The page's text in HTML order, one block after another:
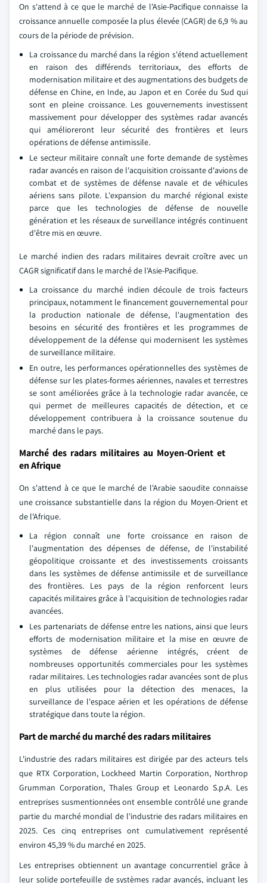
On s'attend à ce que le marché de l'Asie-Pacifique connaisse la
croissance annuelle composée la plus élevée (CAGR) de 6,9 % au
cours de la période de prévision.
La croissance du marché dans la région s'étend actuellement
en raison des différends territoriaux, des efforts de
modernisation militaire et des augmentations des budgets de
défense en Chine, en Inde, au Japon et en Corée du Sud qui
sont en pleine croissance. Les gouvernements investissent
massivement pour développer des systèmes radar avancés
qui amélioreront leur sécurité des frontières et leurs
opérations de défense antimissile.
Le secteur militaire connaît une forte demande de systèmes
radar avancés en raison de l'acquisition croissante d'avions de
combat et de systèmes de défense navale et de véhicules
aériens sans pilote. L'expansion du marché régional existe
parce que les technologies de défense de nouvelle
génération et les réseaux de surveillance intégrés continuent
d'être mis en œuvre.
Le marché indien des radars militaires devrait croître avec un
CAGR significatif dans le marché de l'Asie-Pacifique.
La croissance du marché indien découle de trois facteurs
principaux, notamment le financement gouvernemental pour
la production nationale de défense, l'augmentation des
besoins en sécurité des frontières et les programmes de
développement de la défense qui modernisent les systèmes
de surveillance militaire.
En outre, les performances opérationnelles des systèmes de
défense sur les plates-formes aériennes, navales et terrestres
se sont améliorées grâce à la technologie radar avancée, ce
qui permet de meilleures capacités de détection, et ce
développement contribuera à la croissance soutenue du
marché dans le pays.
Marché des radars militaires au Moyen-Orient et
en Afrique
On s'attend à ce que le marché de l'Arabie saoudite connaisse
une croissance substantielle dans la région du Moyen-Orient et
de l'Afrique.
La région connaît une forte croissance en raison de
l'augmentation des dépenses de défense, de l'instabilité
géopolitique croissante et des investissements croissants
dans les systèmes de défense antimissile et de surveillance
des frontières. Les pays de la région renforcent leurs
capacités militaires grâce à l'acquisition de technologies radar
avancées.
Les partenariats de défense entre les nations, ainsi que leurs
efforts de modernisation militaire et la mise en œuvre de
systèmes de défense aérienne intégrés, créent de
nombreuses opportunités commerciales pour les systèmes
radar militaires. Les technologies radar avancées sont de plus
en plus utilisées pour la détection des menaces, la
surveillance de l'espace aérien et les opérations de défense
stratégique dans toute la région.
Part de marché du marché des radars militaires
L'industrie des radars militaires est dirigée par des acteurs tels
que RTX Corporation, Lockheed Martin Corporation, Northrop
Grumman Corporation, Thales Group et Leonardo S.p.A. Les
entreprises susmentionnées ont ensemble contrôlé une grande
partie du marché mondial de l'industrie des radars militaires en
2025. Ces cinq entreprises ont cumulativement représenté
environ 45,39 % du marché en 2025.
Les entreprises obtiennent un avantage concurrentiel grâce à
leur solide portefeuille de systèmes radar avancés, incluant les